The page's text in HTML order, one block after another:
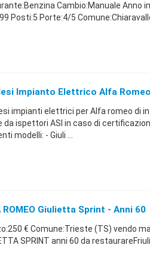
Cambio:Manuale Anno
Posti:5 Porte:4/5 Comune:Chiaravalle
Impianto Elettrico Alfa
impianti elettrici per Alfa romeo di
da ispettori ASI in caso di
modelli: - Giuli ...
ROMEO Giulietta Sprint - Anni 60
€ Comune:Trieste (TS) vendo
SPRINT anni 60 da